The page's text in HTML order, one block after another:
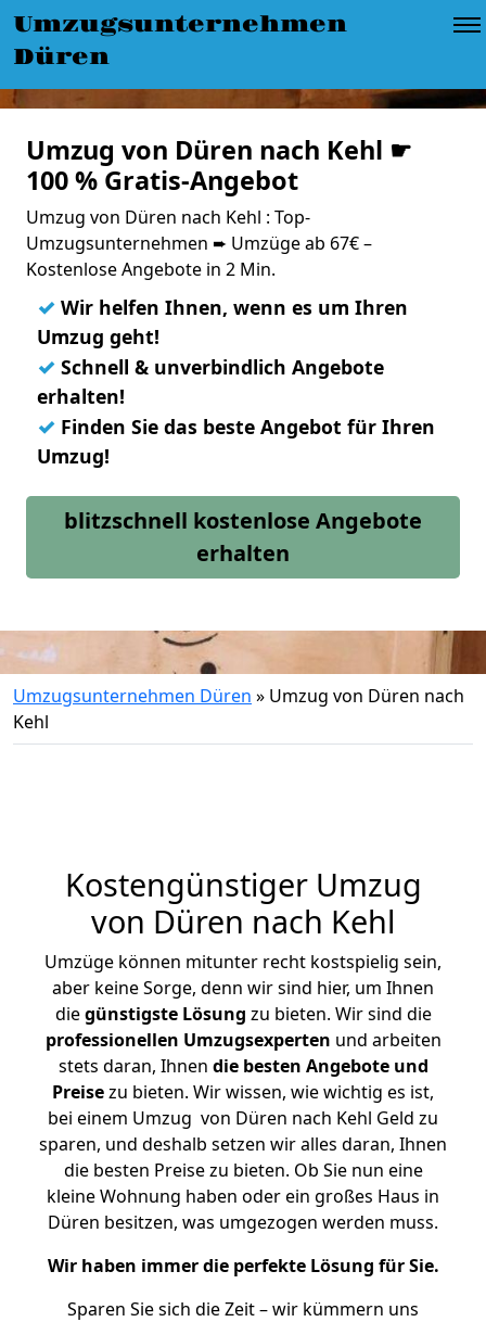
Umzugsunternehmen
Düren
Umzug von Düren nach Kehl ☛
100 % Gratis-Angebot
Umzug von Düren nach Kehl : Top-
Umzugsunternehmen ➨ Umzüge ab 67€ –
Kostenlose Angebote in 2 Min.
✓ Wir helfen Ihnen, wenn es um Ihren
Umzug geht!
✓ Schnell & unverbindlich Angebote
erhalten!
✓ Finden Sie das beste Angebot für Ihren
Umzug!
blitzschnell kostenlose Angebote
erhalten
Umzugsunternehmen Düren » Umzug von Düren nach
Kehl
Kostengünstiger Umzug
von Düren nach Kehl
Umzüge können mitunter recht kostspielig sein,
aber keine Sorge, denn wir sind hier, um Ihnen
diegünstigste Lösung zu bieten. Wir sind die
professionellen Umzugsexperten und arbeiten
stets daran, Ihnen die besten Angebote und
Preisezu bieten. Wir wissen, wie wichtig es ist,
bei einem Umzug von Düren nach Kehl Geld zu
sparen, und deshalb setzen wir alles daran, Ihnen
die besten Preise zu bieten. Ob Sie nun eine
kleine Wohnung haben oder ein großes Haus in
Düren besitzen, was umgezogen werden muss.
Wir haben immer die perfekte Lösung für Sie.
Sparen Sie sich die Zeit – wir kümmern uns